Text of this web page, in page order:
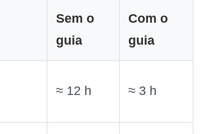
Sem o
guia
Com o
guia
≈ 12 h ≈ 3 h